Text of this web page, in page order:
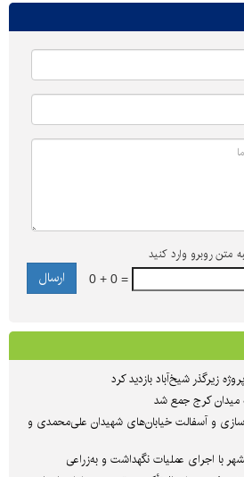
متن روبرو وارد کنید
0 + 0 =
میدان کرج جمع شد
و آسفالت خیابان‌های شهیدان علی‌محمدی و
با اجرای عملیات نگهداشت و به‌زراعی